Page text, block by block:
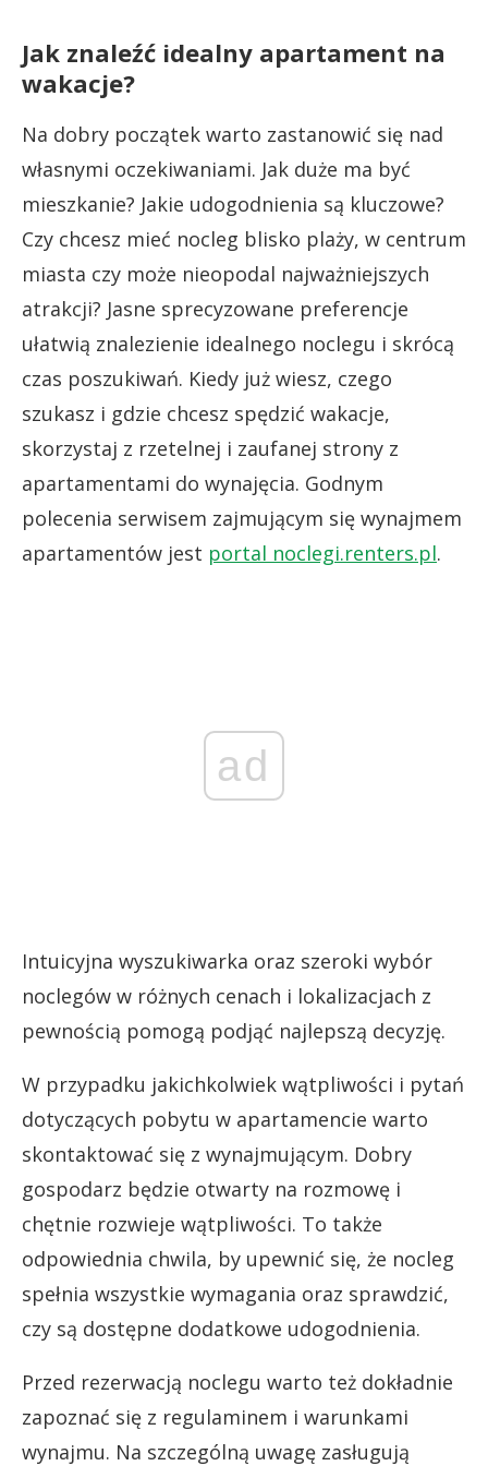
Jak znaleźć idealny apartament na
wakacje?
Na dobry początek warto zastanowić się nad
własnymi oczekiwaniami. Jak duże ma być
mieszkanie? Jakie udogodnienia są kluczowe?
Czy chcesz mieć nocleg blisko plaży, w centrum
miasta czy może nieopodal najważniejszych
atrakcji? Jasne sprecyzowane preferencje
ułatwią znalezienie idealnego noclegu i skrócą
czas poszukiwań. Kiedy już wiesz, czego
szukasz i gdzie chcesz spędzić wakacje,
skorzystaj z rzetelnej i zaufanej strony z
apartamentami do wynajęcia. Godnym
polecenia serwisem zajmującym się wynajmem
apartamentów jest portal noclegi.renters.pl.
ad
Intuicyjna wyszukiwarka oraz szeroki wybór
noclegów w różnych cenach i lokalizacjach z
pewnością pomogą podjąć najlepszą decyzję.
W przypadku jakichkolwiek wątpliwości i pytań
dotyczących pobytu w apartamencie warto
skontaktować się z wynajmującym. Dobry
gospodarz będzie otwarty na rozmowę i
chętnie rozwieje wątpliwości. To także
odpowiednia chwila, by upewnić się, że nocleg
spełnia wszystkie wymagania oraz sprawdzić,
czy są dostępne dodatkowe udogodnienia.
Przed rezerwacją noclegu warto też dokładnie
zapoznać się z regulaminem i warunkami
wynajmu. Na szczególną uwagę zasługują